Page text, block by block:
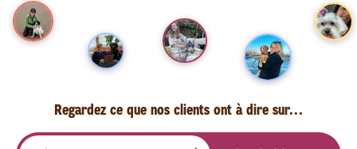
Regardez ce que nos clients ont à dire sur...